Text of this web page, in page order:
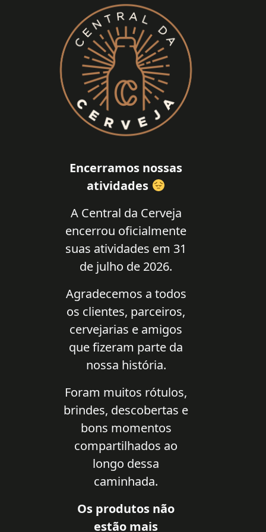
Encerramos nossas
atividades
A Central da Cerveja
encerrou oficialmente
suas atividades em 31
de julho de 2026.
Agradecemos a todos
os clientes, parceiros,
cervejarias e amigos
que fizeram parte da
nossa história.
Foram muitos rótulos,
brindes, descobertas e
bons momentos
compartilhados ao
longo dessa
caminhada.
Os produtos não
estão mais